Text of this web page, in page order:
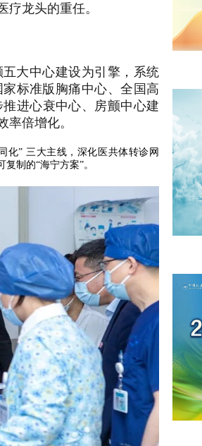
龙头的重任。
大中心建设为引擎，系统
标准版胸痛中心、全国高
进心衰中心、房颤中心建
倍增化。
化” 三大主线，深化医共体转诊网
制的“海宁方案”。